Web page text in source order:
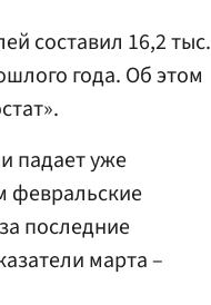
составил 16,2 тыс.
года. Об этом
падает уже
февральские
последние
марта –